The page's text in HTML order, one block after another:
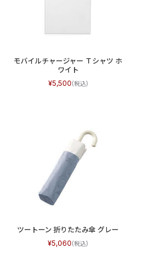
モバイルチャージャー Ｔシャツ ホ
ワイト
5,500
ツートーン 折りたたみ傘 グレー
5,060